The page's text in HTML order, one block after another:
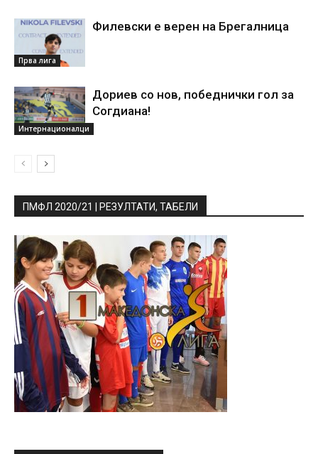
Прва лига
Филевски е верен на Брегалница
Интернационалци
Дориев со нов, победнички гол за
Согдиана!
ПМФЛ 2020/21 | РЕЗУЛТАТИ, ТАБЕЛИ